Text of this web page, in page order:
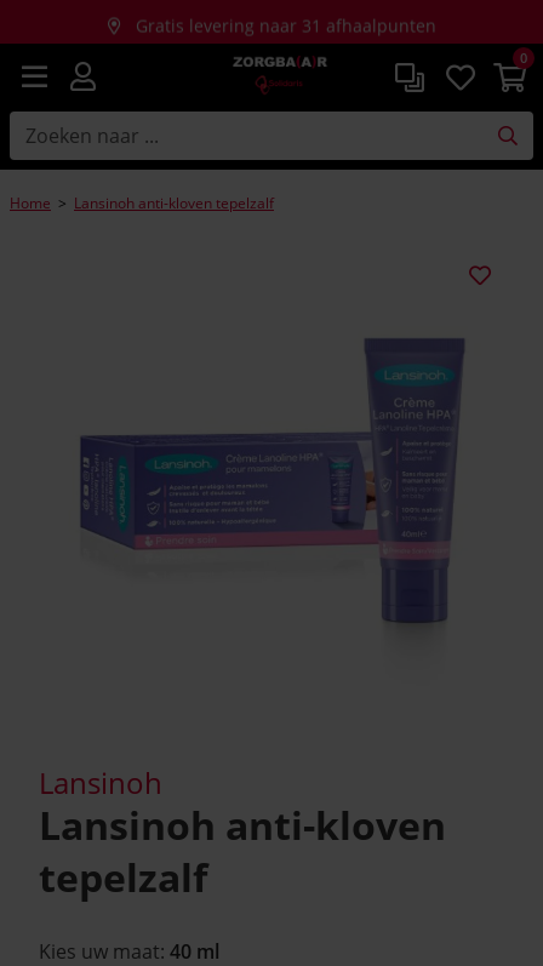
0
Gratis levering naar 31 afhaalpunten
Gratis thuislevering bij aankopen vanaf €150
Home > Lansinoh anti-kloven tepelzalf
Lansinoh
Lansinoh anti-kloven
tepelzalf
Kies uw maat: 40 ml